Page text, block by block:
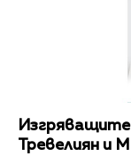
Изгряващите
Тревелиян и